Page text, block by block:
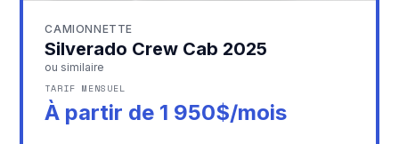
CAMIONNETTE
Silverado Crew Cab 2025
ou similaire
TARIF MENSUEL
À partir de 1 950$/mois